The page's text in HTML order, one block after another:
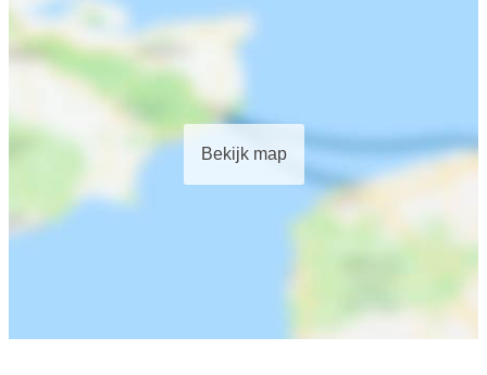
Bekijk map